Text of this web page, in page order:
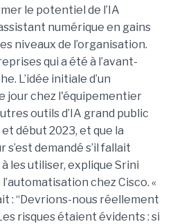
le potentiel de l’IA
numérique en gains
niveaux de l’organisation.
qui a été à l’avant-
L’idée initiale d’un
jour chez l'équipementier
outils d’IA grand public
début 2023, et que la
demandé s’il fallait
les utiliser, explique Srini
chez Cisco. «
: “Devrions-nous réellement
risques étaient évidents : si